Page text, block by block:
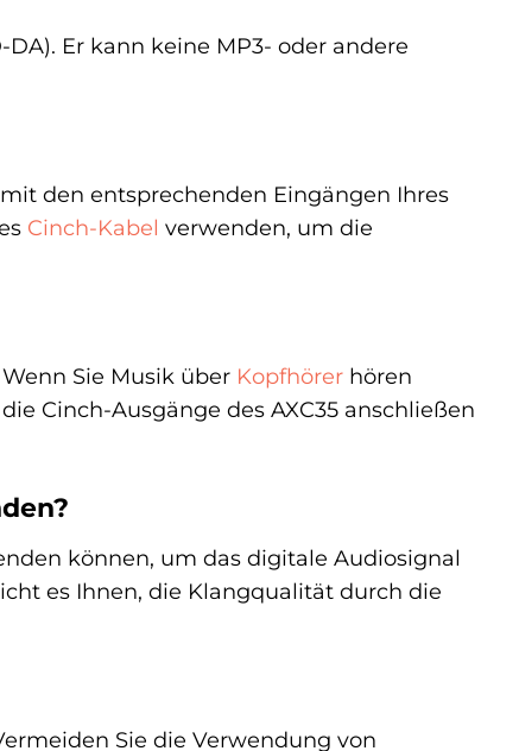
Er kann keine MP3- oder andere
den entsprechenden Eingängen Ihres
Cinch-Kabel verwenden, um die
Sie Musik über Kopfhörer hören
Cinch-Ausgänge des AXC35 anschließen
können, um das digitale Audiosignal
es Ihnen, die Klangqualität durch die
Sie die Verwendung von